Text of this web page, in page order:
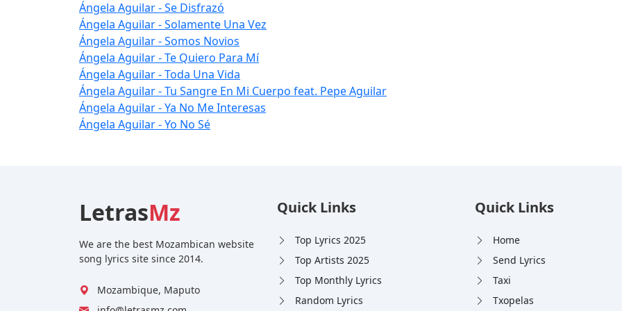
Ángela Aguilar - Se Disfrazó
Ángela Aguilar - Solamente Una Vez
Ángela Aguilar - Somos Novios
Ángela Aguilar - Te Quiero Para Mí
Ángela Aguilar - Toda Una Vida
Ángela Aguilar - Tu Sangre En Mi Cuerpo feat. Pepe Aguilar
Ángela Aguilar - Ya No Me Interesas
Ángela Aguilar - Yo No Sé
LetrasMz
We are the best Mozambican website
song lyrics site since 2014.
Mozambique, Maputo
Quick Links
Top Lyrics 2025
Top Artists 2025
Top Monthly Lyrics
Random Lyrics
Quick Links
Home
Send Lyrics
Taxi
Txopelas